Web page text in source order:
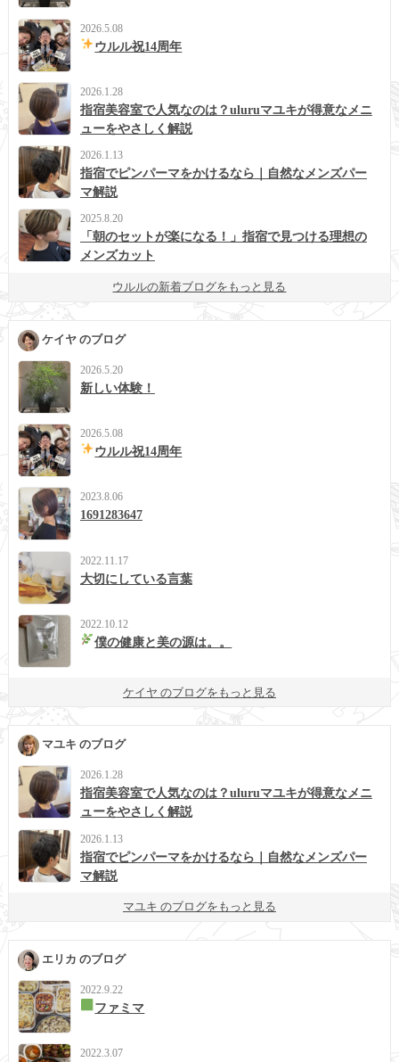
2026.5.08
ウルル祝14周年
2026.1.28
指宿美容室で人気なのは？uluruマユキが得意なメニ
ューをやさしく解説
2026.1.13
指宿でピンパーマをかけるなら｜自然なメンズパー
マ解説
2025.8.20
「朝のセットが楽になる！」指宿で見つける理想の
メンズカット
ウルルの新着ブログをもっと見る
ケイヤ のブログ
2026.5.20
新しい体験！
2026.5.08
ウルル祝14周年
2023.8.06
1691283647
2022.11.17
大切にしている言葉
2022.10.12
僕の健康と美の源は。。
ケイヤ のブログをもっと見る
マユキ のブログ
2026.1.28
指宿美容室で人気なのは？uluruマユキが得意なメニ
ューをやさしく解説
2026.1.13
指宿でピンパーマをかけるなら｜自然なメンズパー
マ解説
マユキ のブログをもっと見る
エリカ のブログ
2022.9.22
ファミマ
2022.3.07